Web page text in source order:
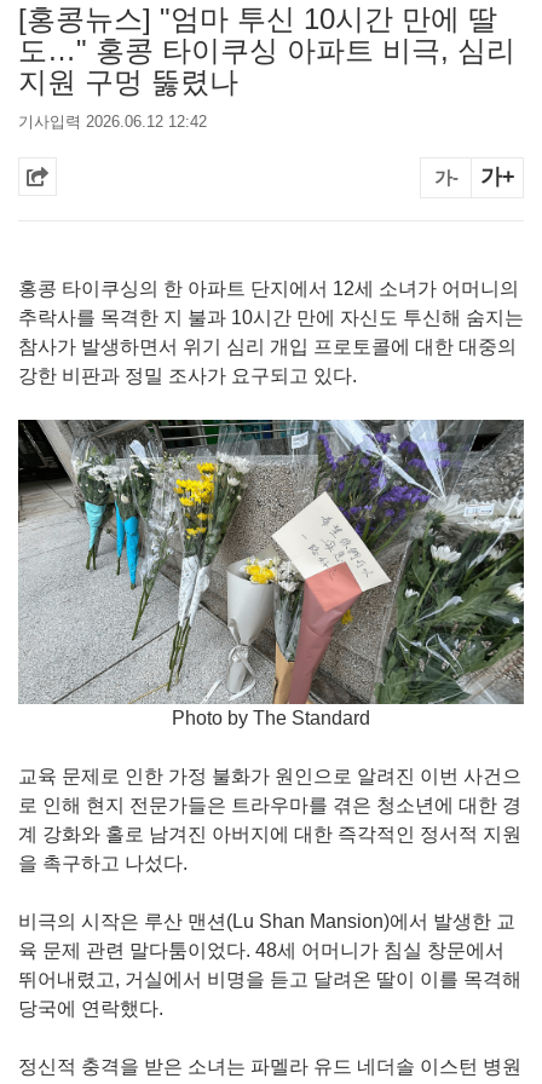
[홍콩뉴스] "엄마 투신 10시간 만에 딸
도…" 홍콩 타이쿠싱 아파트 비극, 심리
지원 구멍 뚫렸나
기사입력 2026.06.12 12:42
가- 가+
홍콩 타이쿠싱의 한 아파트 단지에서 12세 소녀가 어머니의
추락사를 목격한 지 불과 10시간 만에 자신도 투신해 숨지는
참사가 발생하면서 위기 심리 개입 프로토콜에 대한 대중의
강한 비판과 정밀 조사가 요구되고 있다.
Photo by The Standard
교육 문제로 인한 가정 불화가 원인으로 알려진 이번 사건으
로 인해 현지 전문가들은 트라우마를 겪은 청소년에 대한 경
계 강화와 홀로 남겨진 아버지에 대한 즉각적인 정서적 지원
을 촉구하고 나섰다.
비극의 시작은 루산 맨션(Lu Shan Mansion)에서 발생한 교
육 문제 관련 말다툼이었다. 48세 어머니가 침실 창문에서
뛰어내렸고, 거실에서 비명을 듣고 달려온 딸이 이를 목격해
당국에 연락했다.
정신적 충격을 받은 소녀는 파멜라 유드 네더솔 이스턴 병원